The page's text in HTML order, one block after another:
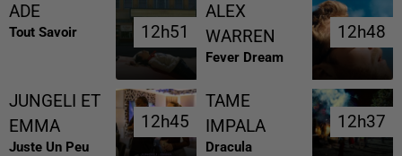
ADE
Tout Savoir 12h51
12h51
ALEX
WARREN
Fever Dream
12h48
12h48
JUNGELI ET
EMMA
Juste Un Peu
12h45
12h45
TAME
IMPALA
Dracula
12h37
12h37